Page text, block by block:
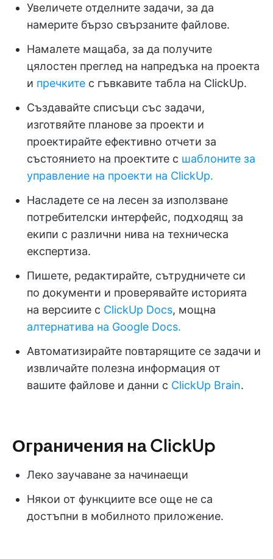
Увеличете отделните задачи, за да
намерите бързо свързаните файлове.
Намалете мащаба, за да получите
цялостен преглед на напредъка на проекта
и пречките с гъвкавите табла на ClickUp.
Създавайте списъци със задачи,
изготвяйте планове за проекти и
проектирайте ефективно отчети за
състоянието на проектите с шаблоните за
управление на проекти на ClickUp.
Насладете се на лесен за използване
потребителски интерфейс, подходящ за
екипи с различни нива на техническа
експертиза.
Пишете, редактирайте, сътрудничете си
по документи и проверявайте историята
на версиите с ClickUp Docs, мощна
алтернатива на Google Docs.
Автоматизирайте повтарящите се задачи и
извличайте полезна информация от
вашите файлове и данни с ClickUp Brain.
Ограничения на ClickUp
Леко заучаване за начинаещи
Някои от функциите все още не са
достъпни в мобилното приложение.